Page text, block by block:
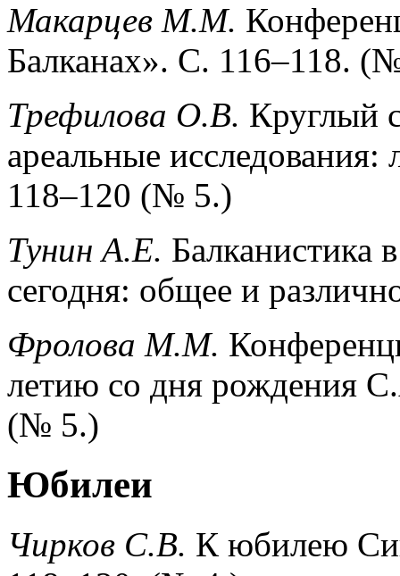
Макарцев М.М.
Балканах». С. 116–118.
Трефилова О.В. Круглый
ареальные исследования:
118–120 (№ 5.)
Тунин А.Е. Балканистика
сегодня: общее и
Фролова М.М.
летию со дня рождения
(№ 5.)
Юбилеи
Чирков С.В. К юбилею